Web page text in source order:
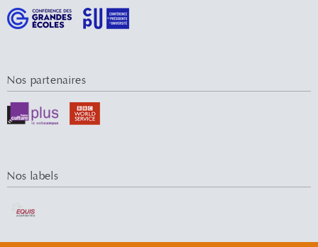
Nos partenaires
Nos labels